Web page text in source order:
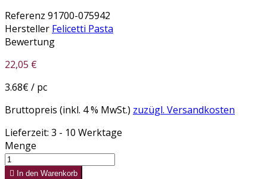
Referenz 91700-075942
Hersteller Felicetti Pasta
Bewertung
22,05 €
3.68€ / pc
Bruttopreis (inkl. 4 % MwSt.) zuzügl. Versandkosten
Lieferzeit: 3 - 10 Werktage
Menge
 In den Warenkorb